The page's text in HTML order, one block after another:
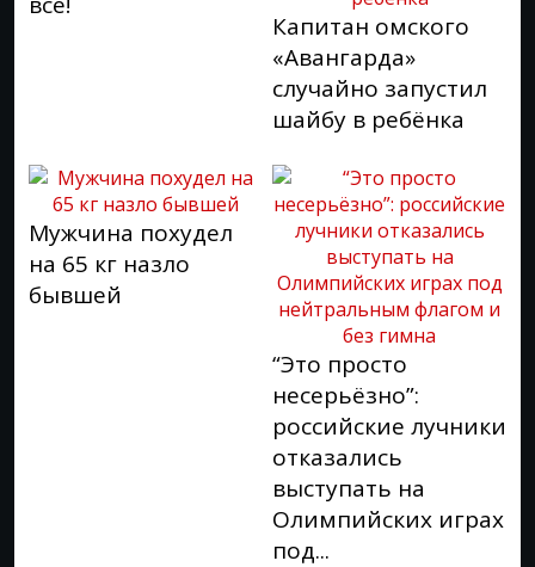
Капитан омского
«Авангарда»
случайно запустил
шайбу в ребёнка
Мужчина похудел
на 65 кг назло
бывшей
“Это просто
несерьёзно”:
российские лучники
отказались
выступать на
Олимпийских играх
под...